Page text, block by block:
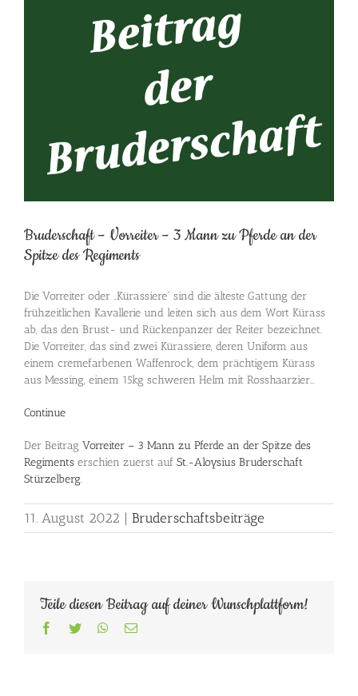
Bruderschaft – Vorreiter – 3 Mann zu Pferde an der
Spitze des Regiments
Die Vorreiter oder „Kürassiere“ sind die älteste Gattung der
frühzeitlichen Kavallerie und leiten sich aus dem Wort Kürass
ab, das den Brust- und Rückenpanzer der Reiter bezeichnet.
Die Vorreiter, das sind zwei Kürassiere, deren Uniform aus
einem cremefarbenen Waffenrock, dem prächtigem Kürass
aus Messing, einem 15kg schweren Helm mit Rosshaarzier…
Continue
Der Beitrag Vorreiter – 3 Mann zu Pferde an der Spitze des
Regiments erschien zuerst auf St.-Aloysius Bruderschaft
Stürzelberg.
11. August 2022 | Bruderschaftsbeiträge
Teile diesen Beitrag auf deiner Wunschplattform!
Facebook
Twitter WhatsApp
E-